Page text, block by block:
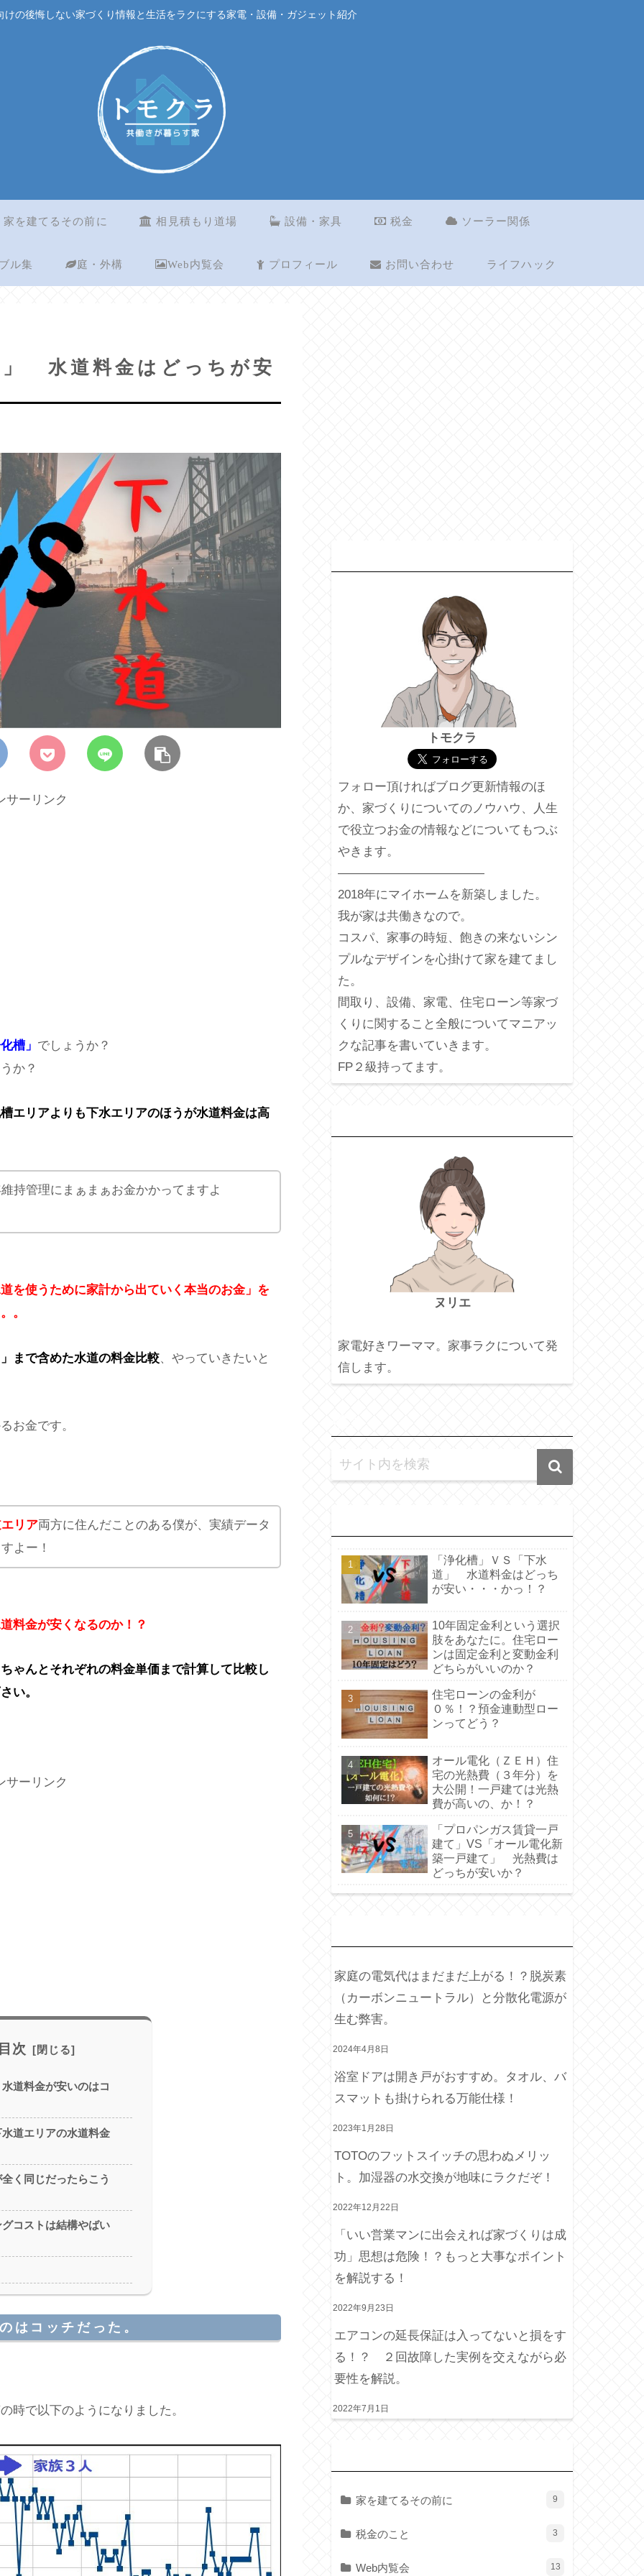
けの後悔しない家づくり情報と生活をラクにする家電・設備・ガジェット紹介
家を建てるその前に 相見積もり道場 設備・家具 税金 ソーラー関係
ル集 庭・外構 Web内覧会 プロフィール お問い合わせ ライフハック
」 水道料金はどっちが安
サーリンク
槽」 でしょうか？
か？
エリアよりも下水エリアのほうが水道料金は高
持管理にまぁまぁお金かかってますよ
を使うために家計から出ていく本当のお金」を
。
まで含めた水道の料金比較、やっていきたいと
お金です。
リア両方に住んだことのある僕が、実績データ
よー！
料金が安くなるのか！？
ゃんとそれぞれの料金単価まで計算して比較し
い。
サーリンク
次
道料金が安いのはコ
道エリアの水道料金
く同じだったらこう
コストは結構やばい
はコッチだった。
時で以下のようになりました。
トモクラ
フォロー頂ければブログ更新情報のほ
か、家づくりについてのノウハウ、人生
で役立つお金の情報などについてもつぶ
やきます。
————————————
2018年にマイホームを新築しました。
我が家は共働きなので。
コスパ、家事の時短、飽きの来ないシン
プルなデザインを心掛けて家を建てまし
た。
間取り、設備、家電、住宅ローン等家づ
くりに関すること全般についてマニアッ
クな記事を書いていきます。
FP２級持ってます。
ヌリエ
家電好きワーママ。家事ラクについて発
信します。
「浄化槽」ＶＳ「下水
道」 水道料金はどっち
が安い・・・かっ！？
10年固定金利という選択
肢をあなたに。住宅ロー
ンは固定金利と変動金利
どちらがいいのか？
住宅ローンの金利が
０％！？預金連動型ロー
ンってどう？
オール電化（ＺＥＨ）住
宅の光熱費（３年分）を
大公開！一戸建ては光熱
費が高いの、か！？
「プロパンガス賃貸一戸
建て」VS「オール電化新
築一戸建て」 光熱費は
どっちが安いか？
家庭の電気代はまだまだ上がる！？脱炭素
（カーボンニュートラル）と分散化電源が
生む弊害。
2024年4月8日
浴室ドアは開き戸がおすすめ。タオル、バ
スマットも掛けられる万能仕様！
2023年1月28日
TOTOのフットスイッチの思わぬメリッ
ト。加湿器の水交換が地味にラクだぞ！
2022年12月22日
「いい営業マンに出会えれば家づくりは成
功」思想は危険！？もっと大事なポイント
を解説する！
2022年9月23日
エアコンの延長保証は入ってないと損をす
る！？ ２回故障した実例を交えながら必
要性を解説。
2022年7月1日
家を建てるその前に 9
税金のこと 3
Web内覧会 13